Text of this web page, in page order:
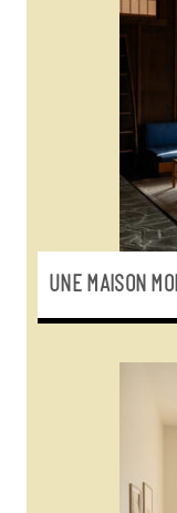
UNE MAISON